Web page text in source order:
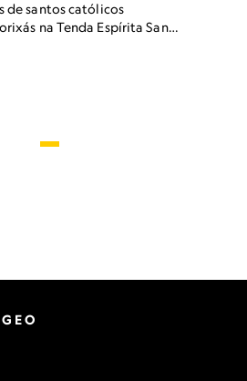
de santos católicos
na Tenda Espírita Santa